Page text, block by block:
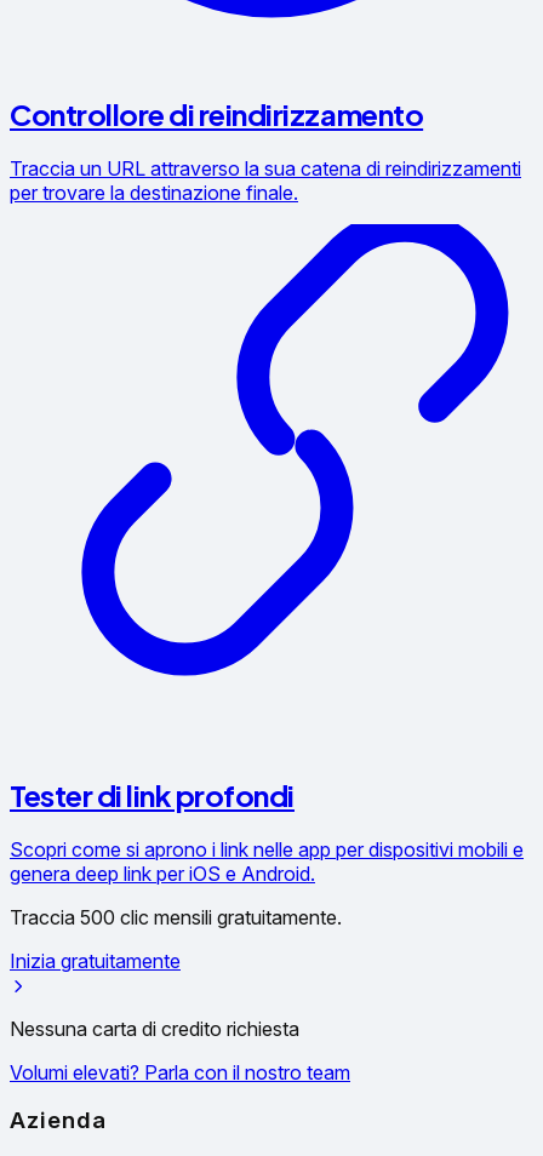
Controllore di reindirizzamento
Traccia un URL attraverso la sua catena di reindirizzamenti
per trovare la destinazione finale.
Tester di link profondi
Scopri come si aprono i link nelle app per dispositivi mobili e
genera deep link per iOS e Android.
Traccia 500 clic mensili gratuitamente.
Inizia gratuitamente
Nessuna carta di credito richiesta
Volumi elevati? Parla con il nostro team
Azienda